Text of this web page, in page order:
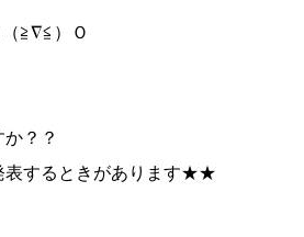
≧∇≦）Ｏ
？？
表するときがあります★★